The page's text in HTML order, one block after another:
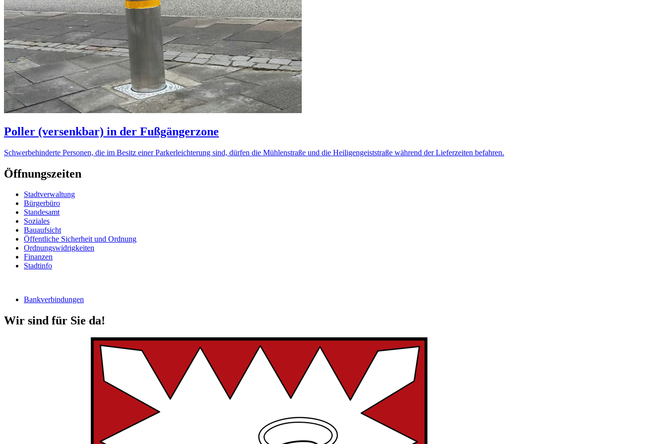
Poller (versenkbar) in der Fußgängerzone
Schwerbehinderte Personen, die im Besitz einer Parkerleichterung sind, dürfen die Mühlenstraße und die Heiligengeiststraße während der Lieferzeiten befahren.
Öffnungszeiten
Stadtverwaltung
Bürgerbüro
Standesamt
Soziales
Bauaufsicht
Öffentliche Sicherheit und Ordnung
Ordnungswidrigkeiten
Finanzen
Stadtinfo
Bankverbindungen
Wir sind für Sie da!